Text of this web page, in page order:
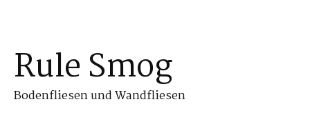
Rule Smog
Bodenfliesen und Wandfliesen